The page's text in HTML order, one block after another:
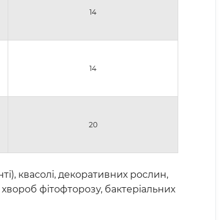
14
14
20
квасолі, декоративних рослин,
фітофторозу, бактеріальних